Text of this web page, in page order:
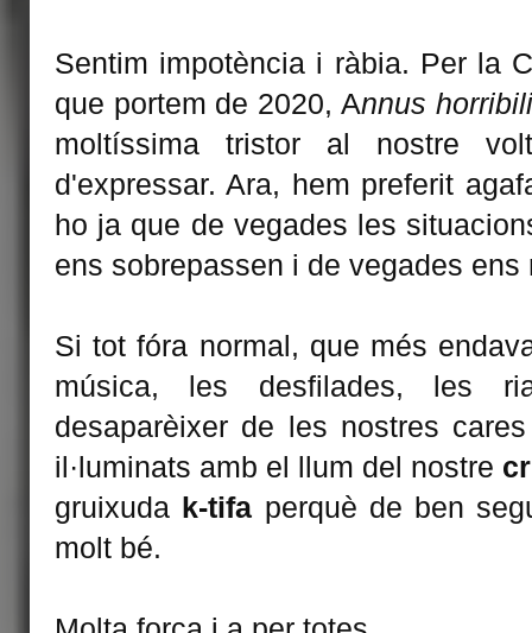
Sentim impotència i ràbia. Per la
que portem de 2020, Annus
moltíssima tristor al nostre
d'expressar. Ara, hem preferit
ho ja que de vegades les
ens sobrepassen i de vegades
Si tot fóra normal, que més
música, les desfilades, les
desaparèixer de les nostres
il·luminats amb el llum del nostre
gruixuda k-tifa perquè de ben
molt bé.